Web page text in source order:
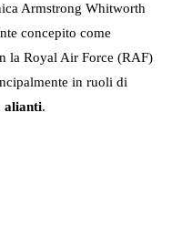
Armstrong Whitworth
concepito come
la Royal Air Force (RAF)
in ruoli di
alianti.